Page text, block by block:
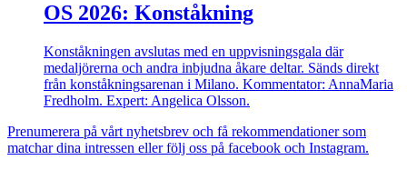
OS 2026: Konståkning
Konståkningen avslutas med en uppvisningsgala där
medaljörerna och andra inbjudna åkare deltar. Sänds direkt
från konståkningsarenan i Milano. Kommentator: AnnaMaria
Fredholm. Expert: Angelica Olsson.
Prenumerera på vårt nyhetsbrev och få rekommendationer som
matchar dina intressen eller följ oss på facebook och Instagram.